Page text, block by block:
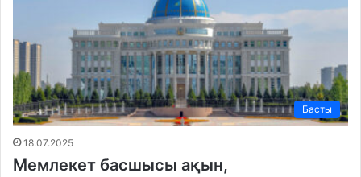
Басты
18.07.2025
Мемлекет басшысы ақын,